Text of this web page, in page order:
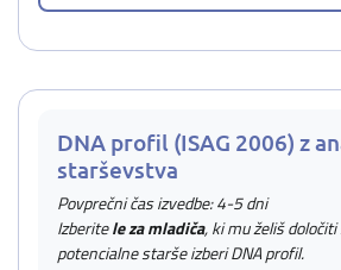
DNA profil (ISAG 2006) z
starševstva
Povprečni čas izvedbe: 4-5 dni
Izberitele za mladiča, ki mu želiš
potencialne starše izberi DNA profil.